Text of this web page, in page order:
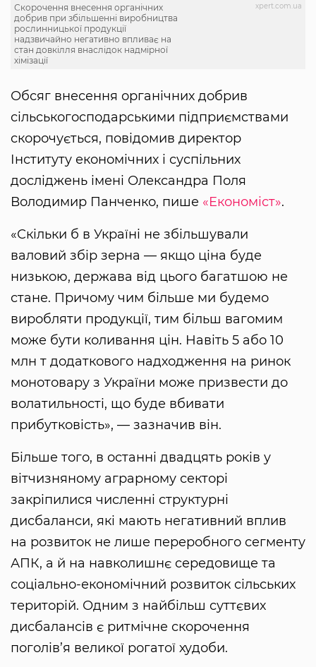
xpert.com.ua
Скорочення внесення органічних
добрив при збільшенні виробництва
рослинницької продукції
надзвичайно негативно впливає на
стан довкілля внаслідок надмірної
хімізації
Обсяг внесення органічних добрив
сільськогосподарськими підприємствами
скорочується, повідомив директор
Інституту економічних і суспільних
досліджень імені Олександра Поля
Володимир Панченко, пише «Економіст».
«Скільки б в Україні не збільшували
валовий збір зерна — якщо ціна буде
низькою, держава від цього багатшою не
стане. Причому чим більше ми будемо
виробляти продукції, тим більш вагомим
може бути коливання цін. Навіть 5 або 10
млн т додаткового надходження на ринок
монотовару з України може призвести до
волатильності, що буде вбивати
прибутковість», — зазначив він.
Більше того, в останні двадцять років у
вітчизняному аграрному секторі
закріпилися численні структурні
дисбаланси, які мають негативний вплив
на розвиток не лише переробного сегменту
АПК, а й на навколишнє середовище та
соціально-економічний розвиток сільських
територій. Одним з найбільш суттєвих
дисбалансів є ритмічне скорочення
поголів’я великої рогатої худоби.